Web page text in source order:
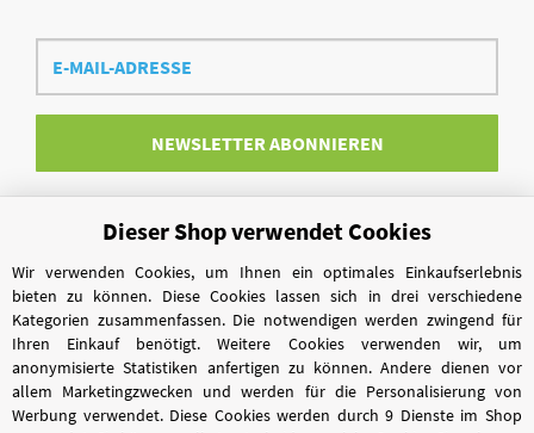
E-
Mail-
Adresse
NEWSLETTER ABONNIEREN
Vertrag widerrufen
Dieser Shop verwendet Cookies
Wir verwenden Cookies, um Ihnen ein optimales Einkaufserlebnis
bieten zu können. Diese Cookies lassen sich in drei verschiedene
Kategorien zusammenfassen. Die notwendigen werden zwingend für
Ihren Einkauf benötigt. Weitere Cookies verwenden wir, um
anonymisierte Statistiken anfertigen zu können. Andere dienen vor
allem Marketingzwecken und werden für die Personalisierung von
Werbung verwendet. Diese Cookies werden durch 9 Dienste im Shop